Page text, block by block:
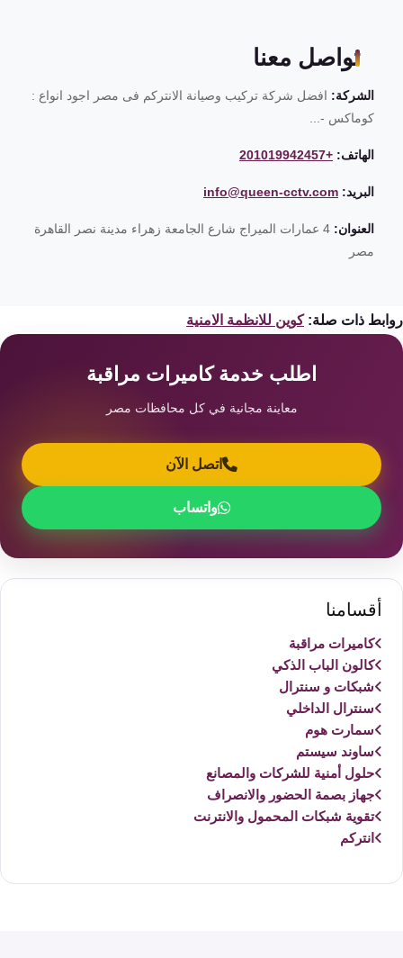
تواصل معنا
الشركة:افضل شركة تركيب وصيانة الانتركم فى مصر اجود انواع :
كوماكس -...
الهاتف: +201019942457
البريد: info@queen-cctv.com
العنوان:
4 عمارات الميراج شارع الجامعة زهراء مدينة نصر القاهرة
مصر
ذات صلة: كوين للانظمة الامنية
اطلب خدمة كاميرات مراقبة
معاينة مجانية في كل محافظات مصر
اتصل الآن
واتساب
أقسامنا
كاميرات مراقبة
كالون الباب الذكي
شبكات و سنترال
سنترال الداخلي
سمارت هوم
ساوند سيستم
حلول أمنية للشركات والمصانع
جهاز بصمة الحضور والانصراف
تقوية شبكات المحمول والانترنت
انتركم